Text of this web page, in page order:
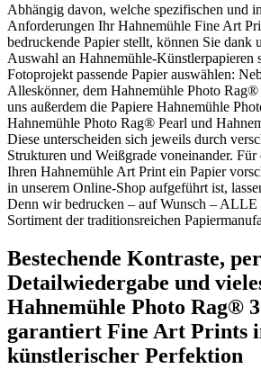
Abhängig davon, welche spezifischen und
Anforderungen Ihr Hahnemühle Fine Art
bedruckende Papier stellt, können Sie dank
Auswahl an Hahnemühle-Künstlerpapieren
Fotoprojekt passende Papier auswählen:
Alleskönner, dem Hahnemühle Photo
uns außerdem die Papiere Hahnemühle
Hahnemühle Photo Rag® Pearl und
Diese unterscheiden sich jeweils durch
Strukturen und Weißgrade voneinander.
Ihren Hahnemühle Art Print ein Papier
in unserem Online-Shop aufgeführt ist,
Denn wir bedrucken – auf Wunsch – ALLE
Sortiment der traditionsreichen
Bestechende Kontraste,
Detailwiedergabe und
Hahnemühle Photo Rag®
garantiert Fine Art Prints
künstlerischer Perfektion